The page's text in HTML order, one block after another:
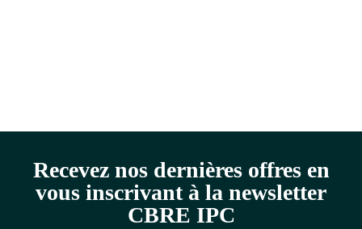
Recevez nos dernières offres en
vous inscrivant à la newsletter
CBRE IPC